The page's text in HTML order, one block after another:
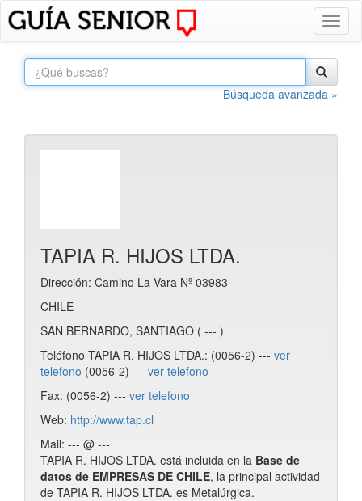
Búsqueda avanzada »
TAPIA R. HIJOS LTDA.
Dirección: Camino La Vara Nº 03983
CHILE
SAN BERNARDO, SANTIAGO ( --- )
Teléfono TAPIA R. HIJOS LTDA.: (0056-2) --- ver
telefono (0056-2) --- ver telefono
Fax: (0056-2) --- ver telefono
Web: http://www.tap.cl
Mail: --- @ ---
TAPIA R. HIJOS LTDA. está incluida en la Base de
datos de EMPRESAS DE CHILE, la principal actividad
de TAPIA R. HIJOS LTDA. es Metalúrgica.